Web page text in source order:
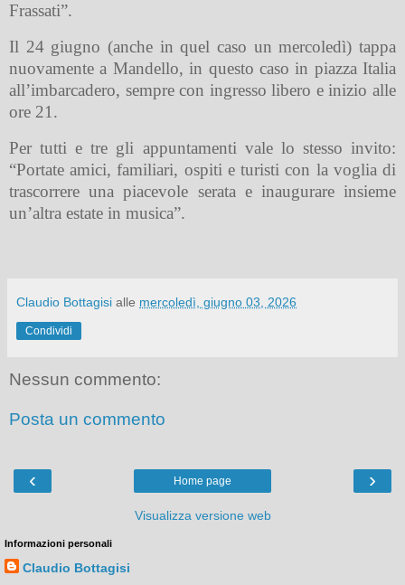
Frassati”.
Il 24 giugno (anche in quel caso un mercoledì) tappa
nuovamente a Mandello, in questo caso in piazza Italia
all’imbarcadero, sempre con ingresso libero e inizio alle
ore 21.
Per tutti e tre gli appuntamenti vale lo stesso invito:
“Portate amici, familiari, ospiti e turisti con la voglia di
trascorrere una piacevole serata e inaugurare insieme
un’altra estate in musica”.
Claudio Bottagisi alle mercoledì, giugno 03, 2026
Condividi
Nessun commento:
Posta un commento
‹ ›
Home page
Visualizza versione web
Informazioni personali
Claudio Bottagisi